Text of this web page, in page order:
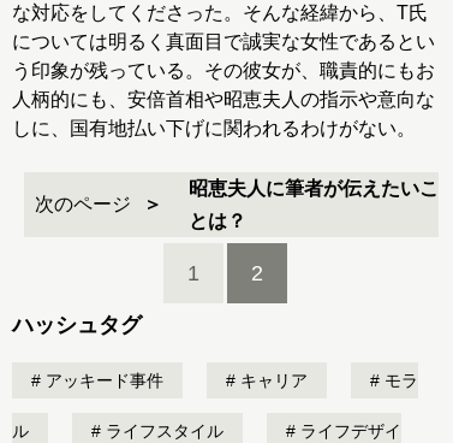
な対応をしてくださった。そんな経緯から、T氏
については明るく真面目で誠実な女性であるとい
う印象が残っている。その彼女が、職責的にもお
人柄的にも、安倍首相や昭恵夫人の指示や意向な
しに、国有地払い下げに関われるわけがない。
次のページ
昭恵夫人に筆者が伝えたいこ
とは？
1 2
ハッシュタグ
アッキード事件 キャリア モラ
ル ライフスタイル ライフデザイ